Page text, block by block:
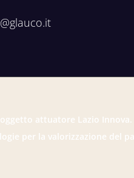
attuatore Lazio Innova.
per la valorizzazione del